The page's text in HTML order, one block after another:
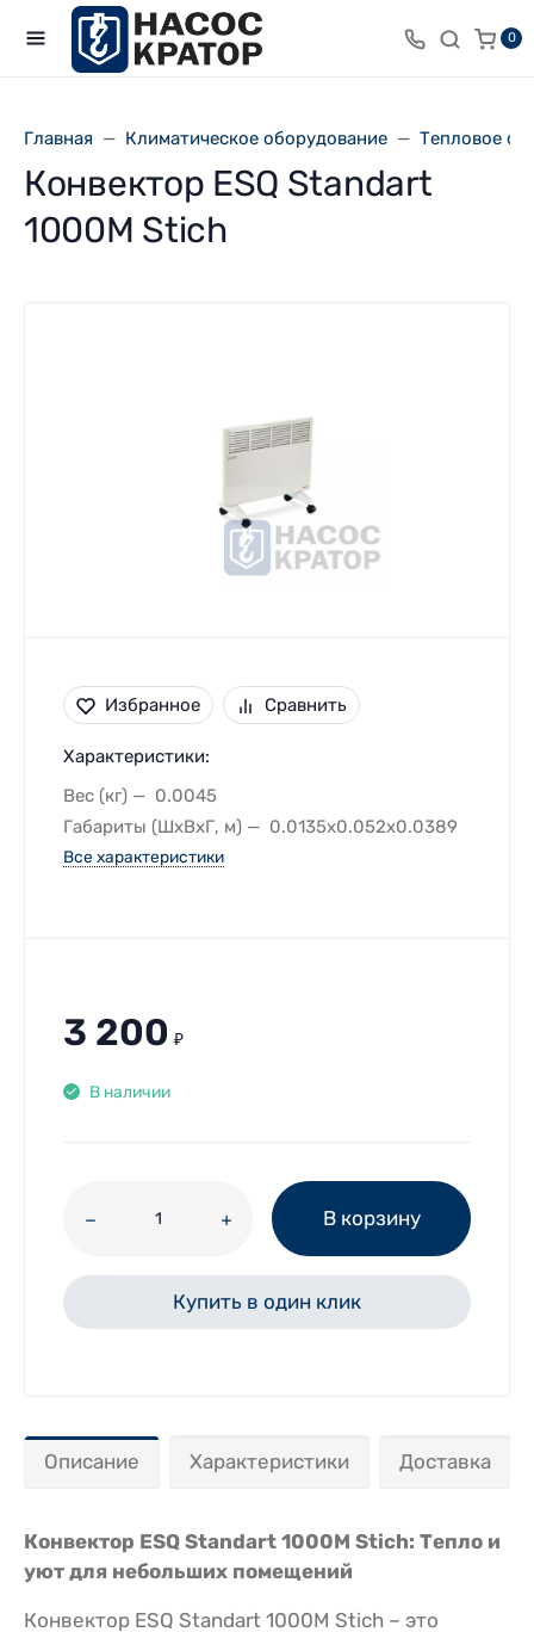
0
Главная Климатическое оборудование Тепловое
Конвектор ESQ Standart
1000M Stich
Избранное Сравнить
Характеристики:
Вес (кг)
0.0045
Габариты (ШхВхГ, м)
0.0135x0.052x0.0389
Все характеристики
3 200 ₽
В наличии
В корзину
Купить в один клик
Описание Характеристики Доставка
Конвектор ESQ Standart 1000M Stich: Тепло и
уют для небольших помещений
Конвектор ESQ Standart 1000M Stich – это